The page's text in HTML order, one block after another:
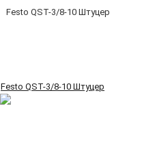
Festo QST-3/8-10 Штуцер